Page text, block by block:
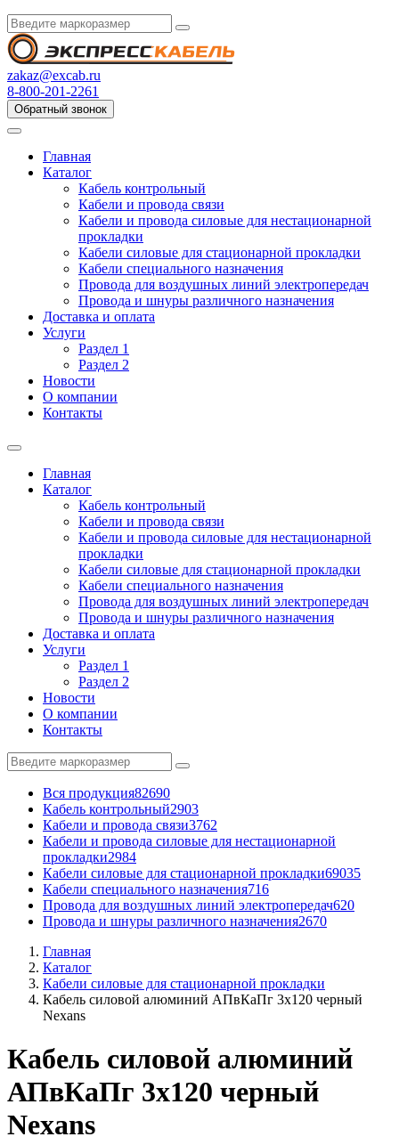
zakaz@excab.ru
8-800-201-2261
Обратный звонок
Главная
Каталог
Кабель контрольный
Кабели и провода связи
Кабели и провода силовые для нестационарной
прокладки
Кабели силовые для стационарной прокладки
Кабели специального назначения
Провода для воздушных линий электропередач
Провода и шнуры различного назначения
Доставка и оплата
Услуги
Раздел 1
Раздел 2
Новости
О компании
Контакты
Главная
Каталог
Кабель контрольный
Кабели и провода связи
Кабели и провода силовые для нестационарной
прокладки
Кабели силовые для стационарной прокладки
Кабели специального назначения
Провода для воздушных линий электропередач
Провода и шнуры различного назначения
Доставка и оплата
Услуги
Раздел 1
Раздел 2
Новости
О компании
Контакты
Вся продукция82690
Кабель контрольный2903
Кабели и провода связи3762
Кабели и провода силовые для нестационарной
прокладки2984
Кабели силовые для стационарной прокладки69035
Кабели специального назначения716
Провода для воздушных линий электропередач620
Провода и шнуры различного назначения2670
Главная
Каталог
Кабели силовые для стационарной прокладки
Кабель силовой алюминий АПвКаПг 3x120 черный
Nexans
Кабель силовой алюминий
АПвКаПг 3x120 черный
Nexans